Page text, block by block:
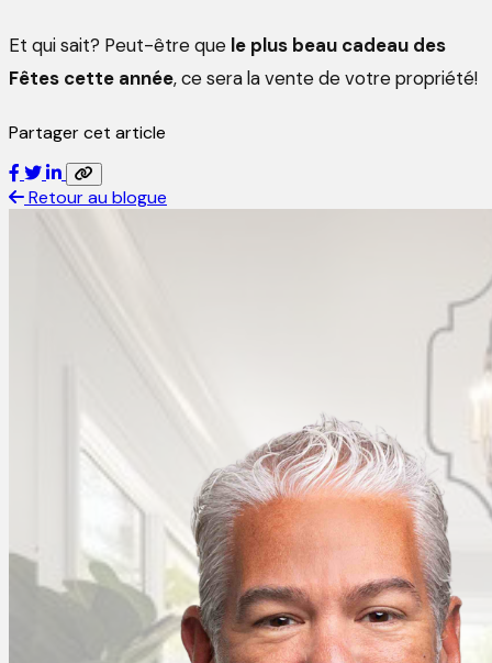
Et qui sait? Peut-être que le plus beau cadeau des
Fêtes cette année, ce sera la vente de votre propriété!
Partager cet article
Retour au blogue